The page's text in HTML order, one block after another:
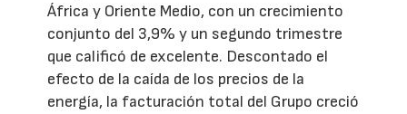
África y Oriente Medio, con un crecimiento
conjunto del 3,9% y un segundo trimestre
que calificó de excelente. Descontado el
efecto de la caída de los precios de la
energía, la facturación total del Grupo creció